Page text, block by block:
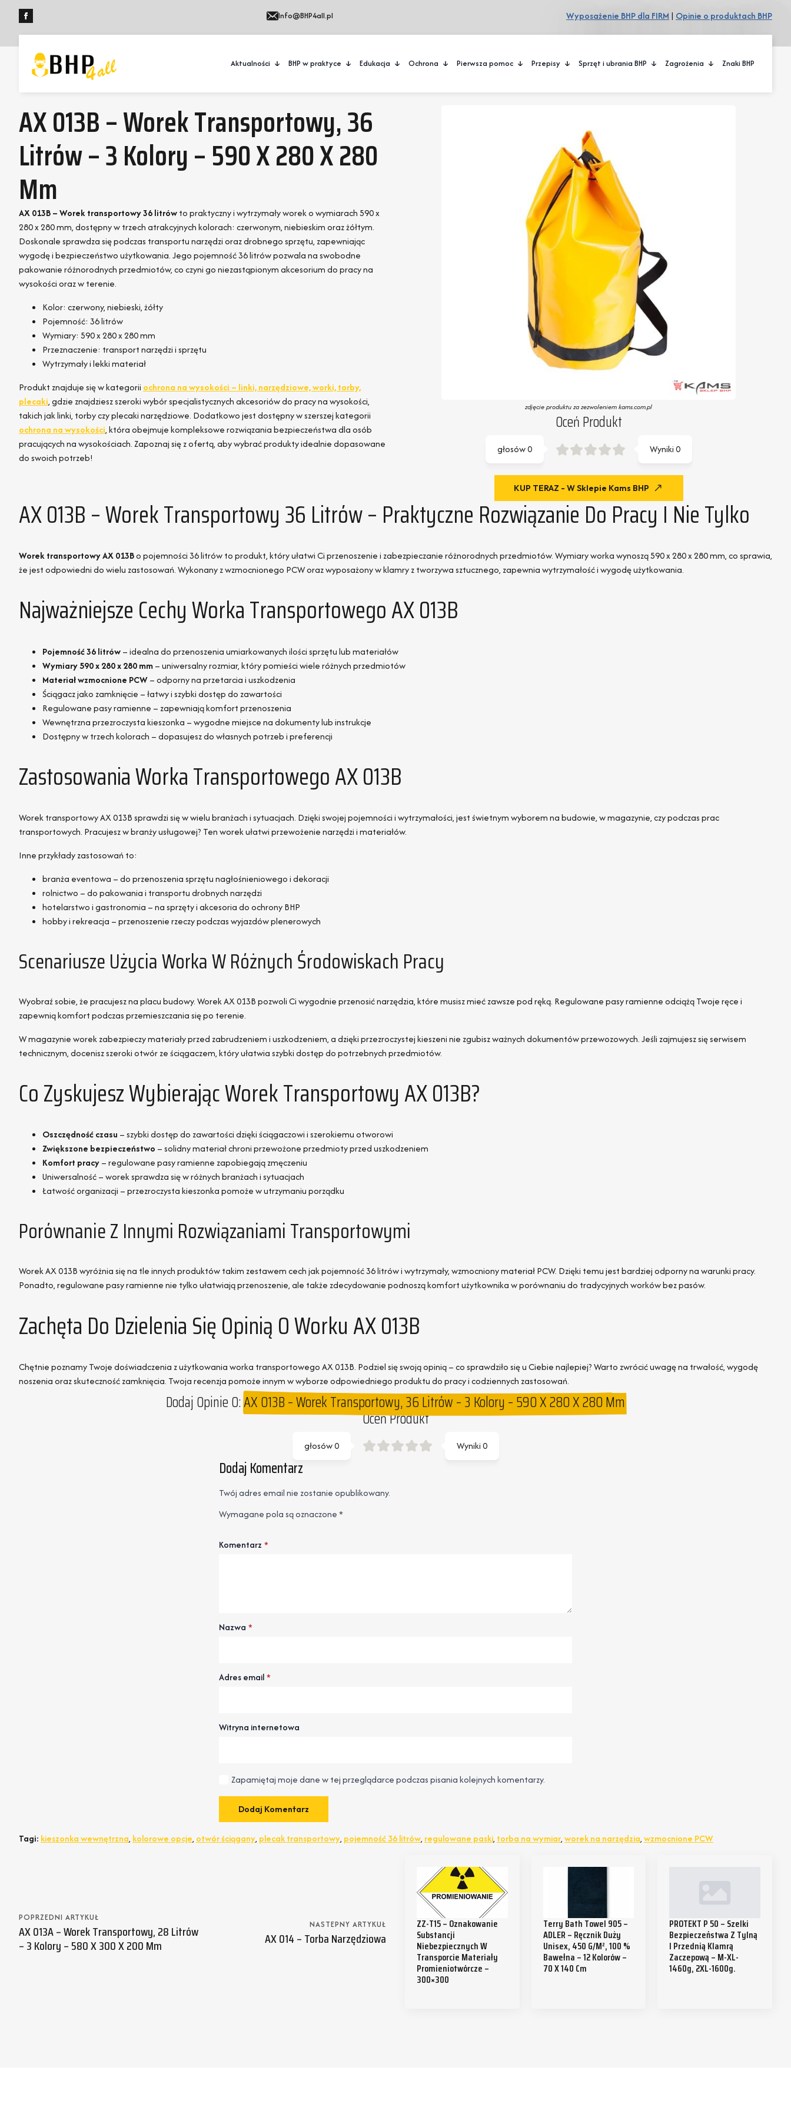
Info@BHP4all.pl Wyposażenie BHP dla FIRM | Opinie o produktach BHP
Aktualności BHP w praktyce Edukacja Ochrona Pierwsza pomoc Przepisy Sprzęt i ubrania BHP Zagrożenia Znaki BHP
AX 013B – Worek Transportowy, 36
Litrów – 3 Kolory – 590 X 280 X 280
Mm
AX 013B – Worek transportowy 36 litrówto praktyczny i wytrzymały worek o wymiarach 590 x
280 x 280 mm, dostępny w trzech atrakcyjnych kolorach: czerwonym, niebieskim oraz żółtym.
Doskonale sprawdza się podczas transportu narzędzi oraz drobnego sprzętu, zapewniając
wygodę i bezpieczeństwo użytkowania. Jego pojemność 36 litrów pozwala na swobodne
pakowanie różnorodnych przedmiotów, co czyni go niezastąpionym akcesorium do pracy na
wysokości oraz w terenie.
Kolor: czerwony, niebieski, żółty
Pojemność: 36 litrów
Wymiary: 590 x 280 x 280 mm
Przeznaczenie: transport narzędzi i sprzętu
Wytrzymały i lekki materiał
Produkt znajduje się w kategorii ochrona na wysokości – linki, narzędziowe, worki, torby,
plecaki, gdzie znajdziesz szeroki wybór specjalistycznych akcesoriów do pracy na wysokości,
takich jak linki, torby czy plecaki narzędziowe. Dodatkowo jest dostępny w szerszej kategorii
ochrona na wysokości, która obejmuje kompleksowe rozwiązania bezpieczeństwa dla osób
pracujących na wysokościach. Zapoznaj się z ofertą, aby wybrać produkty idealnie dopasowane
do swoich potrzeb!
zdjęcie produktu za zezwoleniem kams.com.pl
Oceń Produkt
Wyniki0
głosów0
KUP TERAZ - W Sklepie Kams BHP
AX 013B – Worek Transportowy 36 Litrów – Praktyczne Rozwiązanie Do Pracy I Nie Tylko
Worek transportowy AX 013Bo pojemności 36 litrów to produkt, który ułatwi Ci przenoszenie i zabezpieczanie różnorodnych przedmiotów. Wymiary worka wynoszą 590 x 280 x 280 mm, co sprawia,
że jest odpowiedni do wielu zastosowań. Wykonany z wzmocnionego PCW oraz wyposażony w klamry z tworzywa sztucznego, zapewnia wytrzymałość i wygodę użytkowania.
Najważniejsze Cechy Worka Transportowego AX 013B
Pojemność 36 litrów– idealna do przenoszenia umiarkowanych ilości sprzętu lub materiałów
Wymiary 590 x 280 x 280 mm– uniwersalny rozmiar, który pomieści wiele różnych przedmiotów
Materiał wzmocnione PCW– odporny na przetarcia i uszkodzenia
Ściągacz jako zamknięcie – łatwy i szybki dostęp do zawartości
Regulowane pasy ramienne – zapewniają komfort przenoszenia
Wewnętrzna przezroczysta kieszonka – wygodne miejsce na dokumenty lub instrukcje
Dostępny w trzech kolorach – dopasujesz do własnych potrzeb i preferencji
Zastosowania Worka Transportowego AX 013B
Worek transportowy AX 013B sprawdzi się w wielu branżach i sytuacjach. Dzięki swojej pojemności i wytrzymałości, jest świetnym wyborem na budowie, w magazynie, czy podczas prac
transportowych. Pracujesz w branży usługowej? Ten worek ułatwi przewożenie narzędzi i materiałów.
Inne przykłady zastosowań to:
branża eventowa – do przenoszenia sprzętu nagłośnieniowego i dekoracji
rolnictwo – do pakowania i transportu drobnych narzędzi
hotelarstwo i gastronomia – na sprzęty i akcesoria do ochrony BHP
hobby i rekreacja – przenoszenie rzeczy podczas wyjazdów plenerowych
Scenariusze Użycia Worka W Różnych Środowiskach Pracy
Wyobraź sobie, że pracujesz na placu budowy. Worek AX 013B pozwoli Ci wygodnie przenosić narzędzia, które musisz mieć zawsze pod ręką. Regulowane pasy ramienne odciążą Twoje ręce i
zapewnią komfort podczas przemieszczania się po terenie.
W magazynie worek zabezpieczy materiały przed zabrudzeniem i uszkodzeniem, a dzięki przezroczystej kieszeni nie zgubisz ważnych dokumentów przewozowych. Jeśli zajmujesz się serwisem
technicznym, docenisz szeroki otwór ze ściągaczem, który ułatwia szybki dostęp do potrzebnych przedmiotów.
Co Zyskujesz Wybierając Worek Transportowy AX 013B?
Oszczędność czasu – szybki dostęp do zawartości dzięki ściągaczowi i szerokiemu otworowi
Zwiększone bezpieczeństwo – solidny materiał chroni przewożone przedmioty przed uszkodzeniem
Komfort pracy– regulowane pasy ramienne zapobiegają zmęczeniu
Uniwersalność – worek sprawdza się w różnych branżach i sytuacjach
Łatwość organizacji – przezroczysta kieszonka pomoże w utrzymaniu porządku
Porównanie Z Innymi Rozwiązaniami Transportowymi
Worek AX 013B wyróżnia się na tle innych produktów takim zestawem cech jak pojemność 36 litrów i wytrzymały, wzmocniony materiał PCW. Dzięki temu jest bardziej odporny na warunki pracy.
Ponadto, regulowane pasy ramienne nie tylko ułatwiają przenoszenie, ale także zdecydowanie podnoszą komfort użytkownika w porównaniu do tradycyjnych worków bez pasów.
Zachęta Do Dzielenia Się Opinią O Worku AX 013B
Chętnie poznamy Twoje doświadczenia z użytkowania worka transportowego AX 013B. Podziel się swoją opinią – co sprawdziło się u Ciebie najlepiej? Warto zwrócić uwagę na trwałość, wygodę
noszenia oraz skuteczność zamknięcia. Twoja recenzja pomoże innym w wyborze odpowiedniego produktu do pracy i codziennych zastosowań.
Dodaj Opinie O:AX 013B – Worek Transportowy, 36 Litrów – 3 Kolory – 590 X 280 X 280 Mm
Oceń Produkt
Wyniki0
głosów0
Dodaj Komentarz
Twój adres email nie zostanie opublikowany.
Wymagane pola są oznaczone*
Komentarz *
Nazwa *
Adres email*
Witryna internetowa
Zapamiętaj moje dane w tej przeglądarce podczas pisania kolejnych komentarzy.
Tagi: kieszonka wewnętrzna, kolorowe opcje, otwór ściągany, plecak transportowy, pojemność 36 litrów, regulowane paski, torba na wymiar,worek na narzędzia,wzmocnione PCW
POPRZEDNI ARTYKUŁ
AX 013A – Worek Transportowy, 28 Litrów
– 3 Kolory – 580 X 300 X 200 Mm
NASTEPNY ARTYKUŁ
AX 014 – Torba Narzędziowa
ZZ-T15 – Oznakowanie
Substancji
Niebezpiecznych W
Transporcie Materiały
Promieniotwórcze –
300×300
Terry Bath Towel 905 –
ADLER – Ręcznik Duży
Unisex, 450 G/m², 100 %
Bawełna – 12 Kolorów –
70 X 140 Cm
PROTEKT P 50 – Szelki
Bezpieczeństwa Z Tylną
I Przednią Klamrą
Zaczepową – M-XL-
1460g, 2XL-1600g.